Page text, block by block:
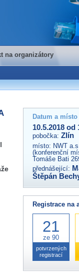
této akce,
na e-mailu:
na organizátory
Datum a
10.5.2018 od
pobočka: Zlín
místo: NWT
(konferenční
Tomáše Bati
přednášející:
Štěpán
Registrace na
21
ze 90
potvrzených
registrací